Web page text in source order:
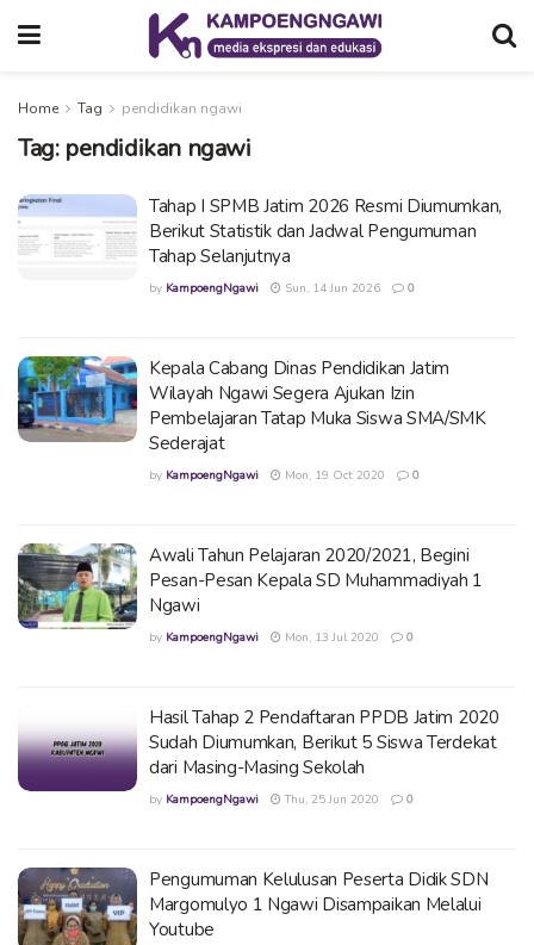
Home Tag pendidikan ngawi
Tag: pendidikan ngawi
Tahap I SPMB Jatim 2026 Resmi Diumumkan,
Berikut Statistik dan Jadwal Pengumuman
Tahap Selanjutnya
by KampoengNgawi Sun, 14 Jun 2026 0
Kepala Cabang Dinas Pendidikan Jatim
Wilayah Ngawi Segera Ajukan Izin
Pembelajaran Tatap Muka Siswa SMA/SMK
Sederajat
by KampoengNgawi Mon, 19 Oct 2020 0
Awali Tahun Pelajaran 2020/2021, Begini
Pesan-Pesan Kepala SD Muhammadiyah 1
Ngawi
by KampoengNgawi Mon, 13 Jul 2020 0
Hasil Tahap 2 Pendaftaran PPDB Jatim 2020
Sudah Diumumkan, Berikut 5 Siswa Terdekat
dari Masing-Masing Sekolah
by KampoengNgawi Thu, 25 Jun 2020 0
Pengumuman Kelulusan Peserta Didik SDN
Margomulyo 1 Ngawi Disampaikan Melalui
Youtube